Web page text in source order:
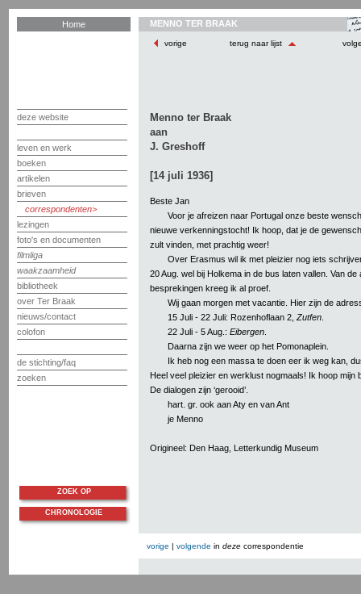
Home
deze website
leven en werk
boeken
artikelen
brieven
correspondenten
lezingen
foto's en documenten
filmliga
waakzaamheid
bibliotheek
over Ter Braak
nieuws/contact
colofon
de stichting/faq
zoeken
MENNO TER BRAAK
vorige terug naar lijst
Menno ter Braak
aan
J. Greshoff
[14 juli 1936]
Beste Jan
Voor je afreizen naar Portugal onze beste
nieuwe verkenningstocht! Ik hoop, dat je de
zult vinden, met prachtig weer!
Over Erasmus wil ik met pleizier nog iets
20 Aug. wel bij Holkema in de bus laten vallen. Van de
besprekingen kreeg ik al proef.
Wij gaan morgen met vacantie. Hier zijn de
15 Juli - 22 Juli: Rozenhoflaan 2, Zutfen
22 Juli - 5 Aug.: Eibergen
Daarna zijn we weer op het Pomonaplein.
Ik heb nog een massa te doen eer ik weg kan,
Heel veel pleizier en werklust nogmaals! Ik hoop mijn
De dialogen zijn ‘gerooid’.
hart. gr. ook aan Aty en van Ant
je Menno
Origineel: Den Haag, Letterkundig Museum
vorige | volgende in deze correspondentie
ZOEK OP
CHRONOLOGIE